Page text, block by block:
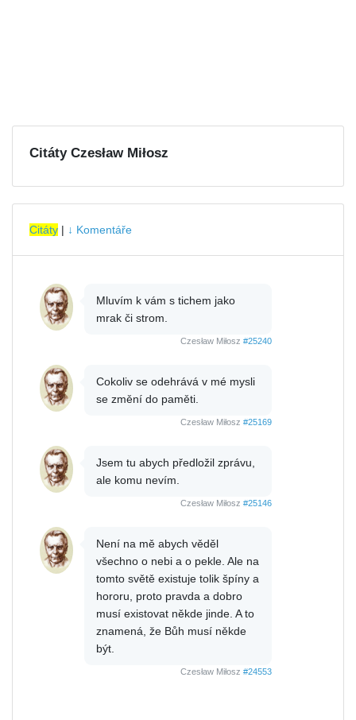
Citáty Czesław Miłosz
Citáty | ↓ Komentáře
Mluvím k vám s tichem jako
mrak či strom.
Czesław Miłosz #25240
Cokoliv se odehrává v mé mysli
se změní do paměti.
Czesław Miłosz #25169
Jsem tu abych předložil zprávu,
ale komu nevím.
Czesław Miłosz #25146
Není na mě abych věděl
všechno o nebi a o pekle. Ale na
tomto světě existuje tolik špíny a
hororu, proto pravda a dobro
musí existovat někde jinde. A to
znamená, že Bůh musí někde
být.
Czesław Miłosz #24553